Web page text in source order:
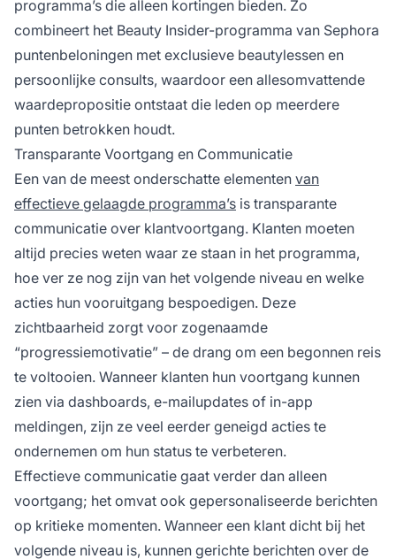
programma’s die alleen kortingen bieden. Zo
combineert het Beauty Insider-programma van Sephora
puntenbeloningen met exclusieve beautylessen en
persoonlijke consults, waardoor een allesomvattende
waardepropositie ontstaat die leden op meerdere
punten betrokken houdt.
Transparante Voortgang en Communicatie
Een van de meest onderschatte elementen van
effectieve gelaagde programma’s is transparante
communicatie over klantvoortgang. Klanten moeten
altijd precies weten waar ze staan in het programma,
hoe ver ze nog zijn van het volgende niveau en welke
acties hun vooruitgang bespoedigen. Deze
zichtbaarheid zorgt voor zogenaamde
“progressiemotivatie” – de drang om een begonnen reis
te voltooien. Wanneer klanten hun voortgang kunnen
zien via dashboards, e-mailupdates of in-app
meldingen, zijn ze veel eerder geneigd acties te
ondernemen om hun status te verbeteren.
Effectieve communicatie gaat verder dan alleen
voortgang; het omvat ook gepersonaliseerde berichten
op kritieke momenten. Wanneer een klant dicht bij het
volgende niveau is, kunnen gerichte berichten over de